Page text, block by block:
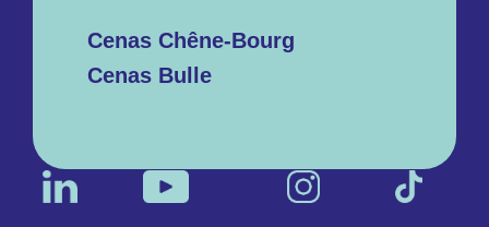
Cenas Chêne-Bourg
Cenas Bulle